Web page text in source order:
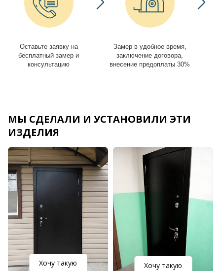
Оставьте заявку на
бесплатный замер и
консультацию
Замер в удобное время,
заключение договора,
внесение предоплаты 30%
МЫ СДЕЛАЛИ И УСТАНОВИЛИ ЭТИ
ИЗДЕЛИЯ
Хочу такую Хочу такую